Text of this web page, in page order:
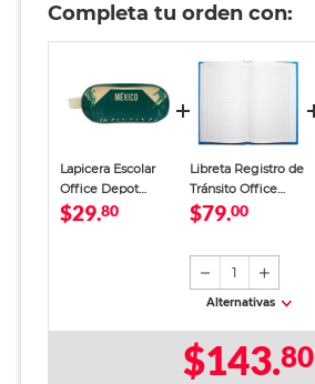
Completa tu orden con:
Lapicera Escolar
Office Depot
México Tricolor
$29.80
Libreta Registro de
Tránsito Office
Depot Azul
$79.00
1
Alternativas
$143.80